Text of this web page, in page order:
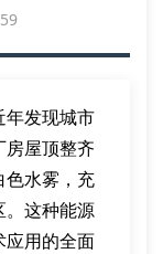
年发现城市
屋顶整齐
色水雾，充
。这种能源
应用的全面